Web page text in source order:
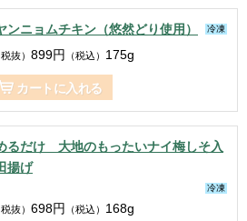
ンニョムチキン（悠然どり使用） 冷凍
税抜） 899円 （税込） 175g
カートに入れる
るだけ 大地のもったいナイ梅しそ入
揚げ
冷凍
税抜） 698円 （税込） 168g